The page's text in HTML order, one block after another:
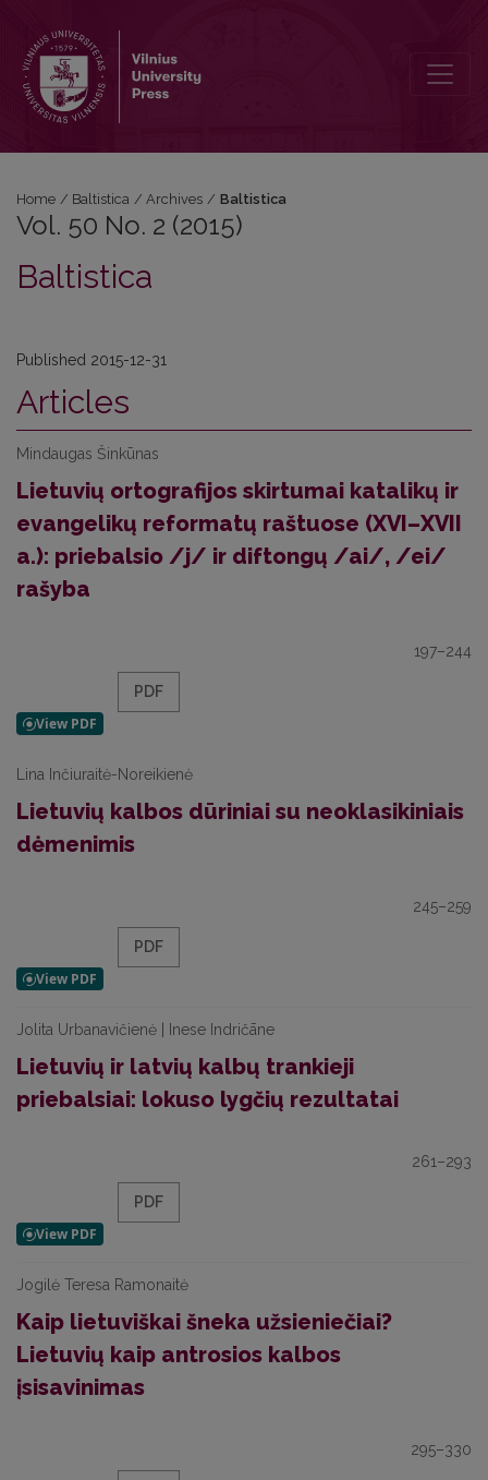
Home / Baltistica / Archives / Baltistica
Vol. 50 No. 2 (2015)
Baltistica
Published 2015-12-31
Articles
Mindaugas Šinkūnas
Lietuvių ortografijos skirtumai katalikų ir
evangelikų reformatų raštuose (XVI–XVII
a.): priebalsio /j/ ir diftongų /ai/, /ei/
rašyba
197–244
PDF
Lina Inčiuraitė-Noreikienė
Lietuvių kalbos dūriniai su neoklasikiniais
dėmenimis
245–259
PDF
Jolita Urbanavičienė | Inese Indričāne
Lietuvių ir latvių kalbų trankieji
priebalsiai: lokuso lygčių rezultatai
261–293
PDF
Jogilė Teresa Ramonaitė
Kaip lietuviškai šneka užsieniečiai?
Lietuvių kaip antrosios kalbos
įsisavinimas
295–330